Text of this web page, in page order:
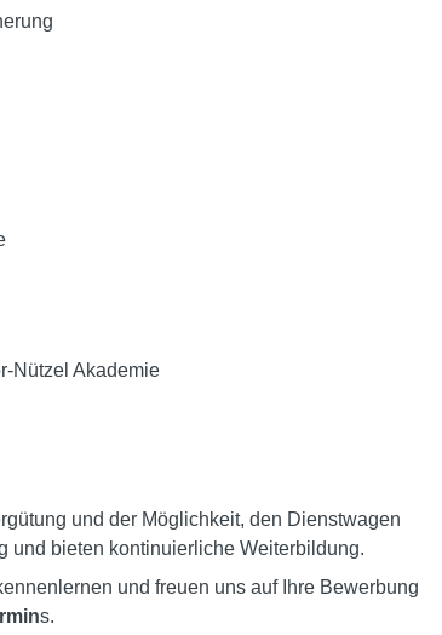
Nützel Akademie
und der Möglichkeit, den Dienstwagen
und bieten kontinuierliche Weiterbildung.
und freuen uns auf Ihre Bewerbung
s.